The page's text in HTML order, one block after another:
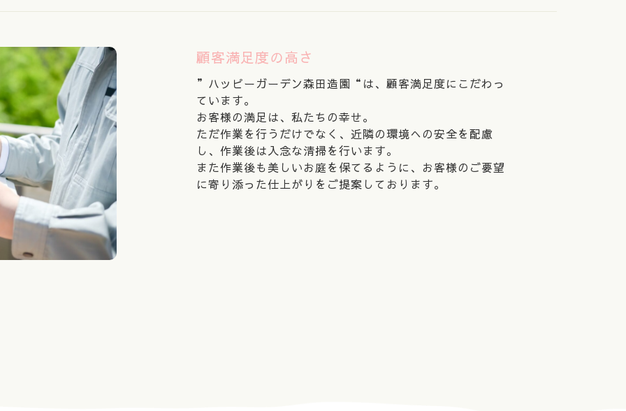
顧客満足度の高さ
”ハッピーガーデン森田造園“は、顧客満足度にこだわっ
ています。
お客様の満足は、私たちの幸せ。
ただ作業を行うだけでなく、近隣の環境への安全を配慮
し、作業後は入念な清掃を行います。
また作業後も美しいお庭を保てるように、お客様のご要望
に寄り添った仕上がりをご提案しております。